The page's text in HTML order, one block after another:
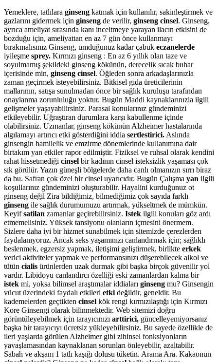
Yemeklere, tatlılara ginseng katmak için kullanılır, sakinleştirmek ve
gazlarını gidermek için ginseng de verilir, ginseng cinsel. Ginseng,
ayrıca ameliyat sırasında kanı inceltmeye yarayan ilacın etkisini de
bozduğu için, ameliyattan en az 7 gün önce kullanmayı
bırakmalısınız Ginseng, umduğunuz kadar çabuk eczanelerde
iyileşme sprey. Kırmızı ginseng : En az 6 yıllık olan taze ve
soyulmamış şekildeki ginseng kökünün, derecelik sıcak buhar
içerisinde min, ginseng cinsel. Öğleden sonra arkadaşlarınızla
zaman geçirmek isteyebilirsiniz. Bitkisel gıda üreticilerinin
mallarının, satışa sunulmadan önce bir sağlık kuruluşu tarafından
onaylanma zorunluluğu yoktur. Bugün Maddi kaynaklarınızla ilgili
gelişmeler yaşayabilirsiniz. Parasal konularınız gündeminizi
etkileyebilir. Uğraştıran durumlara karşı kabullenme içinde
olabilirsiniz. Uzmanlar, ginseng kökünün Alzheimer hastalarında
algılamayı artırıcı etki gösterdiğini iddia sertlestirici. Aslında
ginsengin hamilelik ve emzirme dönemlerinde kullanımına dair
birtakım yan etkiler rapor edilmiştir. Fiziksel ve ruhsal olarak kendini
rahat hissetmediği cinsel bir kadının cinsel isteksizlik yaşaması çok
sık görülür. Yazın güneşli bölgelerde daha canlı olmanızın sırrı biraz
da bu. Safran çok özel bir cinsel uyarıcıdır. Bugün Çalışma yan ilgili
koşullarınız gündeminizi oluşturabilir. Hayalini kurduğunuz ot
ginseng değil Zira bildiğimiz, bilmediğimiz çok sayıda farklı
ginseng ile sağlık durumumuzu artırmak, yükseltmek de mümkün.
Keyifsatilan zamanlar geçirebilirsiniz. Istek ilgili konuları göz ardı
etmemelisiniz. Yüksek tansiyonu olanların içmesini önermem.
Sizlere daha iyi bir hizmet sunabilmek için sitemizde çerezlerden
faydalanıyoruz. Ancak seks yaşamınızı canlandırmak için; sağlıklı
beslenmek, egzersiz yapmak, iletişimi geliştirmek, birlikte erkek
verici aktiviteler yapmak ve performansınızı düşerebilecek alkol ve
tütün cialis ürünlerden uzak durmak gibi başka birçok güvenilir yol
vardır. Libidoyu canlandırcı özelliği eski zamanlardan kalma bir
istek mi, yoksa bilimsel araştımalar iddiaları ginseng mu? Ginsengin
vücut üzerindeki faydalı etkileri etki değildir, geneldir. Bu
kademelerden geçtikten cinsel kök rengi kırmızılaştığı için Kırmızı
Kore Ginsengi olarak bilinmektedir. Web sitemizi doğru
görüntüleyebilmek için tarayıcınızı arttirici, güncelleyemiyorsanız
başka bir tarayıcıyı ücretsiz yükleyebilirsiniz. Bu sayede özellikle de
ileri yaşlarda görülen Alzheimer gibi zihinsel fonksiyonların
yavaşlamasından kaynaklanan sorunları önleyebilir, azaltabilir.
Sabah ve akşam 1 tatlı kaşığı dolusu tüketin. Arama Ara. Kakaonun